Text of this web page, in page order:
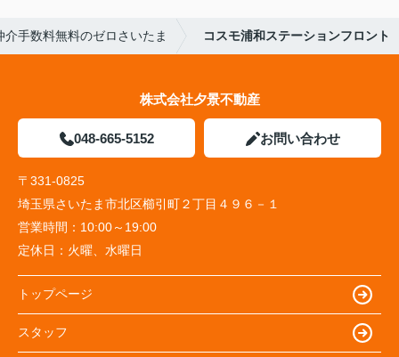
手数料無料のゼロさいたま コスモ浦和ステーションフロント
株式会社夕景不動産
048-665-5152 お問い合わせ
〒331-0825
埼玉県さいたま市北区櫛引町２丁目４９６－１
営業時間： 10:00～19:00
定休日： 火曜、水曜日
トップページ
スタッフ